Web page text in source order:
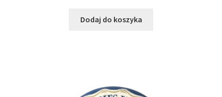
Dodaj do koszyka